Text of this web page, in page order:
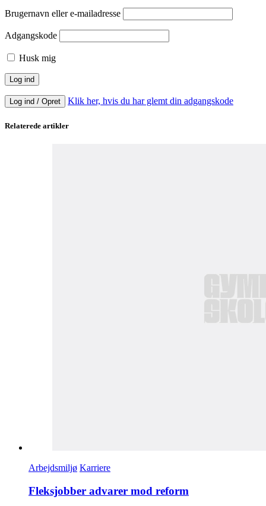
Brugernavn eller e-mailadresse
Adgangskode
Husk mig
Log ind / Opret Klik her, hvis du har glemt din adgangskode
Relaterede artikler
Arbejdsmiljø Karriere
Fleksjobber advarer mod reform